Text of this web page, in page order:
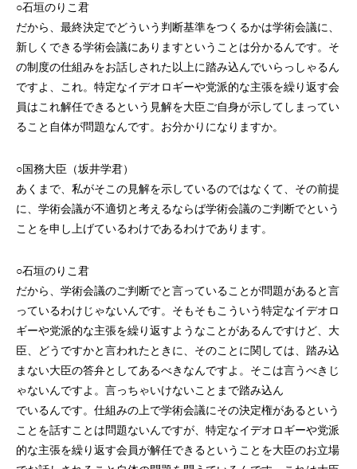
○石垣のりこ君
だから、最終決定でどういう判断基準をつくるかは学術会議に、
新しくできる学術会議にありますということは分かるんです。そ
の制度の仕組みをお話しされた以上に踏み込んでいらっしゃるん
ですよ、これ。特定なイデオロギーや党派的な主張を繰り返す会
員はこれ解任できるという見解を大臣ご自身が示してしまってい
ること自体が問題なんです。お分かりになりますか。
○国務大臣（坂井学君）
あくまで、私がそこの見解を示しているのではなくて、その前提
に、学術会議が不適切と考えるならば学術会議のご判断でという
ことを申し上げているわけであるわけであります。
○石垣のりこ君
だから、学術会議のご判断でと言っていることが問題があると言
っているわけじゃないんです。そもそもこういう特定なイデオロ
ギーや党派的な主張を繰り返すようなことがあるんですけど、大
臣、どうですかと言われたときに、そのことに関しては、踏み込
まない大臣の答弁としてあるべきなんですよ。そこは言うべきじ
ゃないんですよ。言っちゃいけないことまで踏み込ん
でいるんです。仕組みの上で学術会議にその決定権があるという
ことを話すことは問題ないんですが、特定なイデオロギーや党派
的な主張を繰り返す会員が解任できるということを大臣のお立場